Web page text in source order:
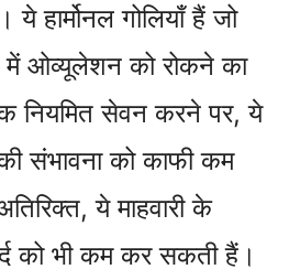
ये हार्मोनल गोलियाँ हैं जो
में ओव्यूलेशन को रोकने का
नियमित सेवन करने पर, ये
की संभावना को काफी कम
ये माहवारी के
को भी कम कर सकती हैं।